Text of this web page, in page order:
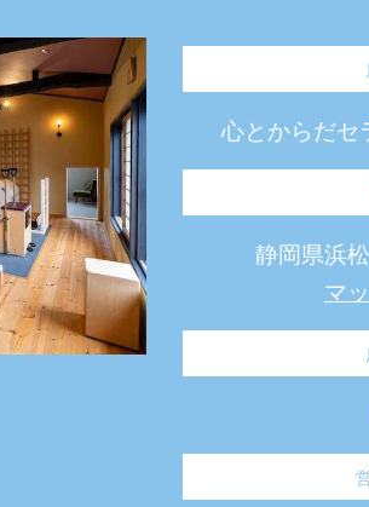
心とからだセ
静岡県浜
マ